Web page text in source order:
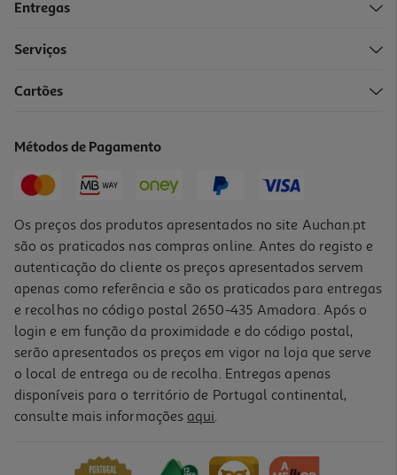
Barra Proteina M&m's Chocolate 51g
Entregas
Serviços
Cartões
Métodos de Pagamento
Os preços dos produtos apresentados no site Auchan.pt
são os praticados nas compras online. Antes do registo e
autenticação do cliente os preços apresentados servem
apenas como referência e são os praticados para entregas
e recolhas no código postal 2650-435 Amadora. Após o
login e em função da proximidade e do código postal,
serão apresentados os preços em vigor na loja que serve
o local de entrega ou de recolha. Entregas apenas
disponíveis para o território de Portugal continental,
consulte mais informações aqui.